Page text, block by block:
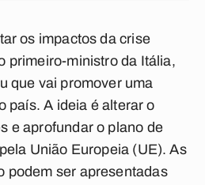
os impactos da crise
primeiro-ministro da Itália,
que vai promover uma
país. A ideia é alterar o
e aprofundar o plano de
União Europeia (UE). As
podem ser apresentadas